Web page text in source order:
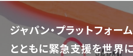
ジャパン・プラットフォーム
とともに緊急支援を世界